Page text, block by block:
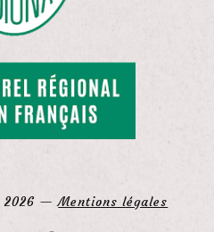
2026 —Mentions légales